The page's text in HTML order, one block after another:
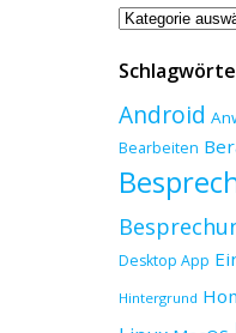
Android
Bearbeiten
Desktop App
Hintergrund